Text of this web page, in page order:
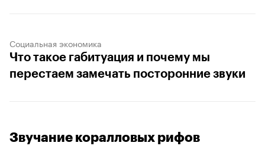
Социальная экономика
Что такое габитуация и почему мы
перестаем замечать посторонние звуки
Звучание коралловых рифов